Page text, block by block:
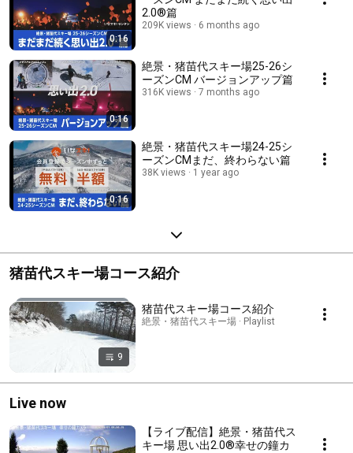
0:16
2.0®篇
209K views 6 months ago
0:16
絶景・猪苗代スキー場25-26シ
ーズンCM バージョンアップ篇
316K views 7 months ago
0:16
絶景・猪苗代スキー場24-25シ
ーズンCMまだ、終わらない篇
38K views 1 year ago
猪苗代スキー場コース紹介
9
猪苗代スキー場コース紹介
絶景・猪苗代スキー場 · Playlist
Live now
【ライブ配信】絶景・猪苗代ス
キー場 思い出2.0®幸せの鐘カ